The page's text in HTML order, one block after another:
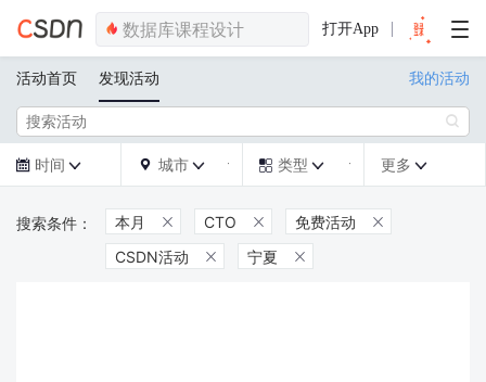
打开App
活动首页 发现活动 我的活动

 时间   城市   类型  更多 
本月  CTO  免费活动 
CSDN活动  宁夏 